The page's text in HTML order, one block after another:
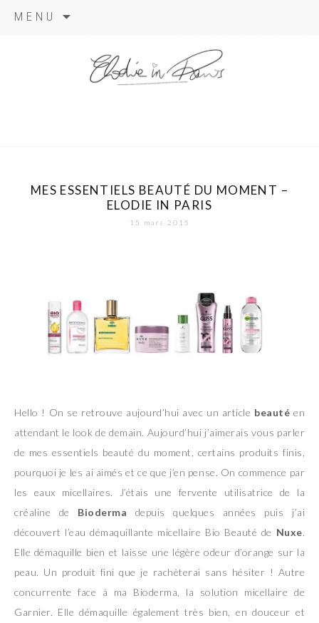
MENU
MES ESSENTIELS BEAUTÉ DU MOMENT –
ELODIE IN PARIS
15 mars 2015
Hello ! On se retrouve aujourd’hui avec un article beauté en
attendant le look de demain. Aujourd’hui j’aimerais vous parler
de mes essentiels beauté du moment, certains produits finis,
pourquoi je les ai aimés et ce que j’en pense. On commence par
les eaux micellaires. J’étais une fervente utilisatrice de la
créaline de Bioderma depuis quelques années puis j’ai
découvert l’eau démaquillante micellaire Bio Beauté de Nuxe.
Elle démaquille bien et laisse une légère odeur d’orange sur la
peau. Un produit fini que je rachèterai sans hésiter ! Autre
concurrente face à ma Bioderma, la solution micellaire de
Garnier. Elle démaquille également très bien, en douceur et